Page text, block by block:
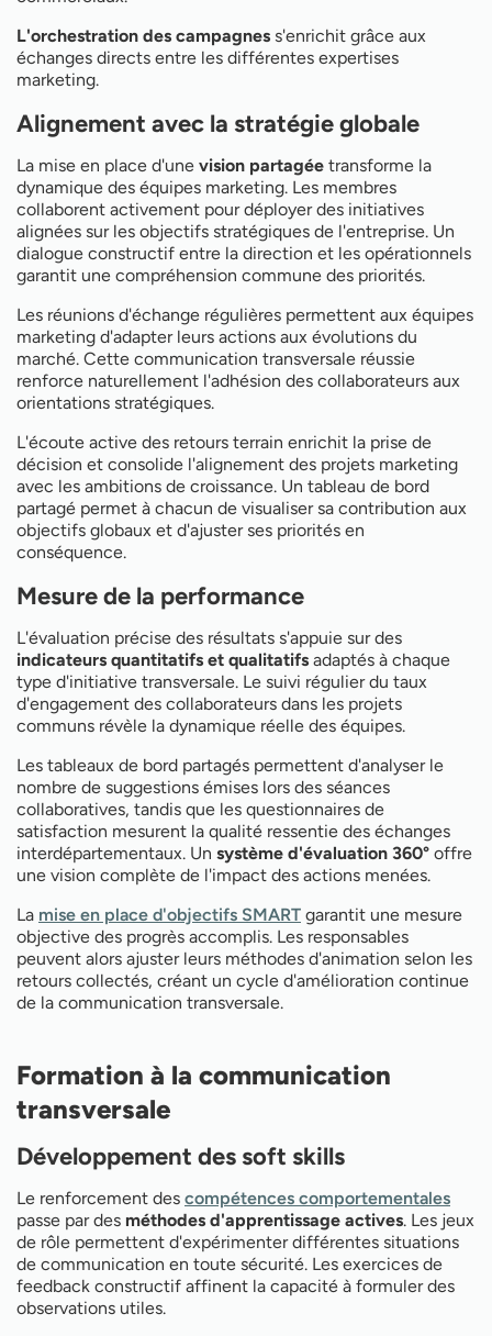
L'orchestration des campagnes s'enrichit grâce aux
échanges directs entre les différentes expertises
marketing.
Alignement avec la stratégie globale
La mise en place d'une vision partagée transforme la
dynamique des équipes marketing. Les membres
collaborent activement pour déployer des initiatives
alignées sur les objectifs stratégiques de l'entreprise. Un
dialogue constructif entre la direction et les opérationnels
garantit une compréhension commune des priorités.
Les réunions d'échange régulières permettent aux équipes
marketing d'adapter leurs actions aux évolutions du
marché. Cette communication transversale réussie
renforce naturellement l'adhésion des collaborateurs aux
orientations stratégiques.
L'écoute active des retours terrain enrichit la prise de
décision et consolide l'alignement des projets marketing
avec les ambitions de croissance. Un tableau de bord
partagé permet à chacun de visualiser sa contribution aux
objectifs globaux et d'ajuster ses priorités en
conséquence.
Mesure de la performance
L'évaluation précise des résultats s'appuie sur des
indicateurs quantitatifs et qualitatifs adaptés à chaque
type d'initiative transversale. Le suivi régulier du taux
d'engagement des collaborateurs dans les projets
communs révèle la dynamique réelle des équipes.
Les tableaux de bord partagés permettent d'analyser le
nombre de suggestions émises lors des séances
collaboratives, tandis que les questionnaires de
satisfaction mesurent la qualité ressentie des échanges
interdépartementaux. Un système d'évaluation 360° offre
une vision complète de l'impact des actions menées.
La mise en place d'objectifs SMART garantit une mesure
objective des progrès accomplis. Les responsables
peuvent alors ajuster leurs méthodes d'animation selon les
retours collectés, créant un cycle d'amélioration continue
de la communication transversale.
Formation à la communication
transversale
Développement des soft skills
Le renforcement des compétences comportementales
passe par des méthodes d'apprentissage actives. Les jeux
de rôle permettent d'expérimenter différentes situations
de communication en toute sécurité. Les exercices de
feedback constructif affinent la capacité à formuler des
observations utiles.